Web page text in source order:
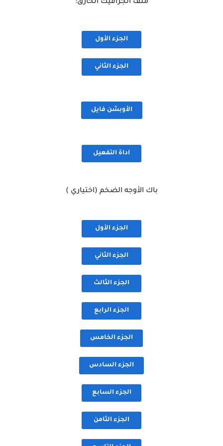
ملف الجرافيك الخارق:
الجزء الأول
الجزء الثاني
الأوبشن فايل
اداة التفعيل
باك الأوجه الضخم (اختياري )
الجزء الأول
الجزء الثاني
الجزء الثالث
الجزء الرابع
الجزء الخامس
الجزء السادس
الجزء السابع
الجزء الثامن